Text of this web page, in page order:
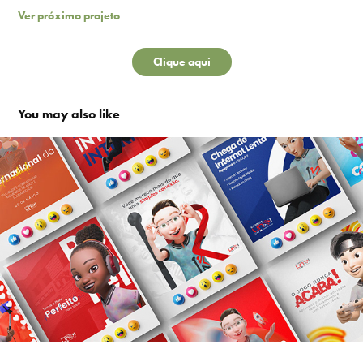
Ver próximo projeto
Clique aqui
You may also like
Espaço Link | 3D Mascot